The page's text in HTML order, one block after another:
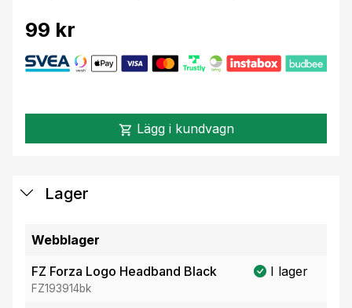
99 kr
shopping_cart Lägg i kundvagn
Lager
Webblager
FZ Forza Logo Headband Black
I lager
FZ193914bk